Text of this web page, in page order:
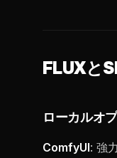
FLUXと
ローカルオ
ComfyUI: 強